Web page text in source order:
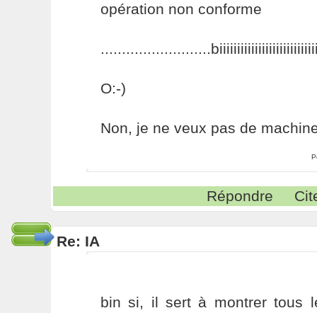
opération non conforme
O:-)
Non, je ne veux pas de
Répondre
Re: IA
bin si, il sert à montrer tous